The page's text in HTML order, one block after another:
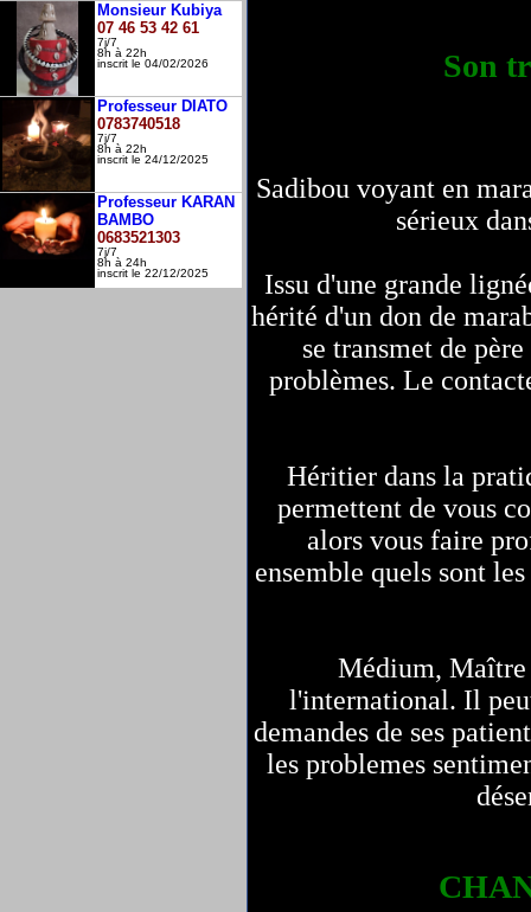
Monsieur Kubiya
07 46 53 42 61
7j/7
8h à 22h
inscrit le 04/02/2026
Professeur DIATO
0783740518
7j/7
8h à 22h
inscrit le 24/12/2025
Professeur KARAN
BAMBO
0683521303
7j/7
8h à 24h
inscrit le 22/12/2025
Son
Sadibou voyant en
sérieux
Issu d'une grande
hérité d'un don de
se transmet de
problèmes. Le
Héritier dans la
permettent de vous
alors vous faire
ensemble quels sont
Médium, Maître
l'international. Il
demandes de ses
les problemes